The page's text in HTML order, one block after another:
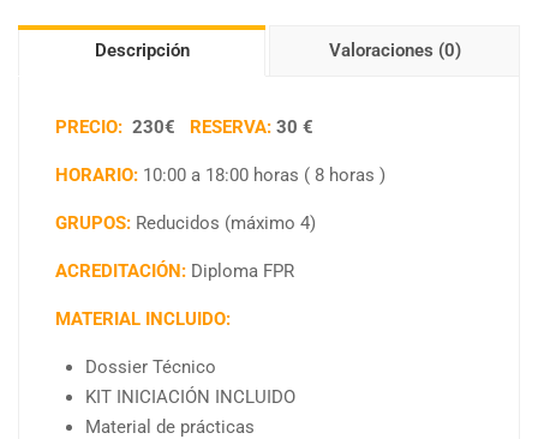
Descripción Valoraciones (0)
PRECIO: 230€ RESERVA: 30 €
HORARIO: 10:00 a 18:00 horas ( 8 horas )
GRUPOS: Reducidos (máximo 4)
ACREDITACIÓN: Diploma FPR
MATERIAL INCLUIDO:
Dossier Técnico
KIT INICIACIÓN INCLUIDO
Material de prácticas